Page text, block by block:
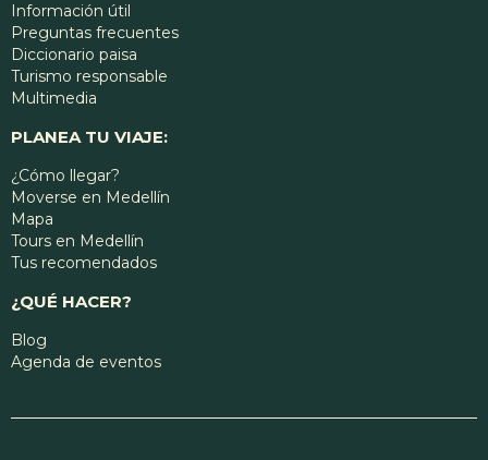
Información útil
Preguntas frecuentes
Diccionario paisa
Turismo responsable
Multimedia
PLANEA TU VIAJE:
¿Cómo llegar?
Moverse en Medellín
Mapa
Tours en Medellín
Tus recomendados
¿QUÉ HACER?
Blog
Agenda de eventos